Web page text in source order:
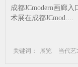
年当代艺术展致
作品-时间-成都-
成都JCmodern画廊
术展在成都JCmod....
关键词： 展览
当代艺